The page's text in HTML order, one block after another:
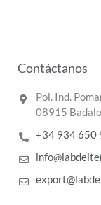
Contáctanos
Pol. Ind.
08915
+34 934 650